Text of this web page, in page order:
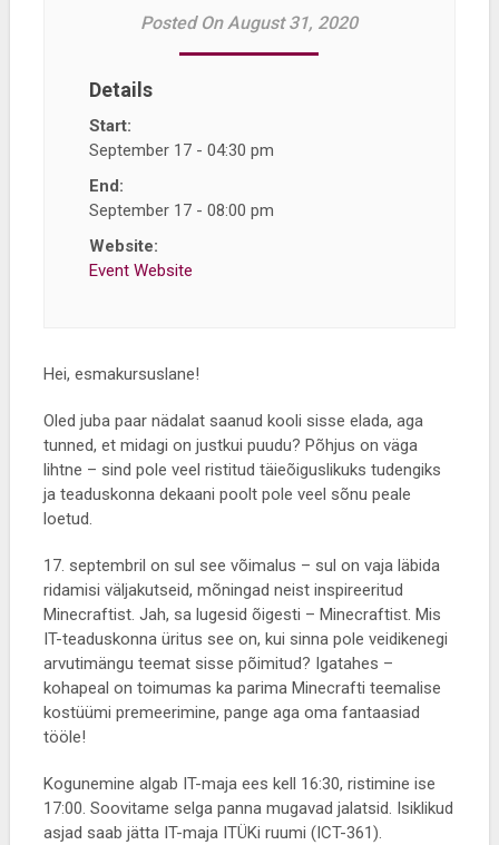
Posted On August 31, 2020
Details
Start:
September 17 - 04:30 pm
End:
September 17 - 08:00 pm
Website:
Event Website
Hei, esmakursuslane!
Oled juba paar nädalat saanud kooli sisse elada, aga
tunned, et midagi on justkui puudu? Põhjus on väga
lihtne – sind pole veel ristitud täieõiguslikuks tudengiks
ja teaduskonna dekaani poolt pole veel sõnu peale
loetud.
17. septembril on sul see võimalus – sul on vaja läbida
ridamisi väljakutseid, mõningad neist inspireeritud
Minecraftist. Jah, sa lugesid õigesti – Minecraftist. Mis
IT-teaduskonna üritus see on, kui sinna pole veidikenegi
arvutimängu teemat sisse põimitud? Igatahes –
kohapeal on toimumas ka parima Minecrafti teemalise
kostüümi premeerimine, pange aga oma fantaasiad
tööle!
Kogunemine algab IT-maja ees kell 16:30, ristimine ise
17:00. Soovitame selga panna mugavad jalatsid. Isiklikud
asjad saab jätta IT-maja ITÜKi ruumi (ICT-361).